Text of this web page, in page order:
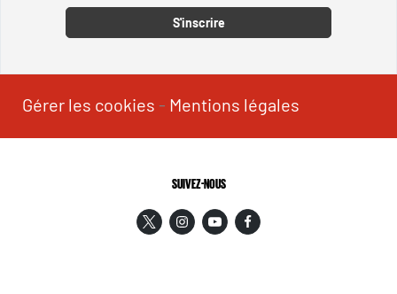
S'inscrire
Gérer les cookies - Mentions légales
SUIVEZ-NOUS